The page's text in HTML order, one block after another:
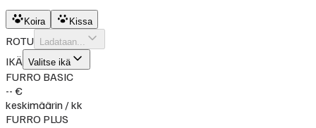
Koira Kissa
ROTU Ladataan...
IKÄ Valitse ikä
FURRO BASIC
-- €
keskimäärin / kk
FURRO PLUS